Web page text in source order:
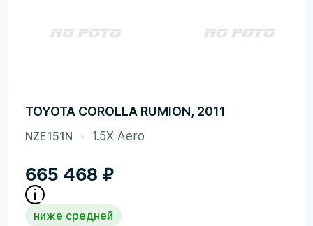
TOYOTA COROLLA RUMION, 2011
NZE151N 1.5X Aero
665 468 ₽
ниже средней